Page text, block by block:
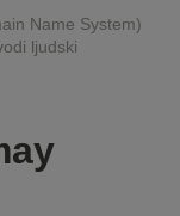
Name System)
ljudski